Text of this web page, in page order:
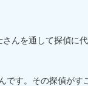
んを通して探偵に
す。その探偵がす